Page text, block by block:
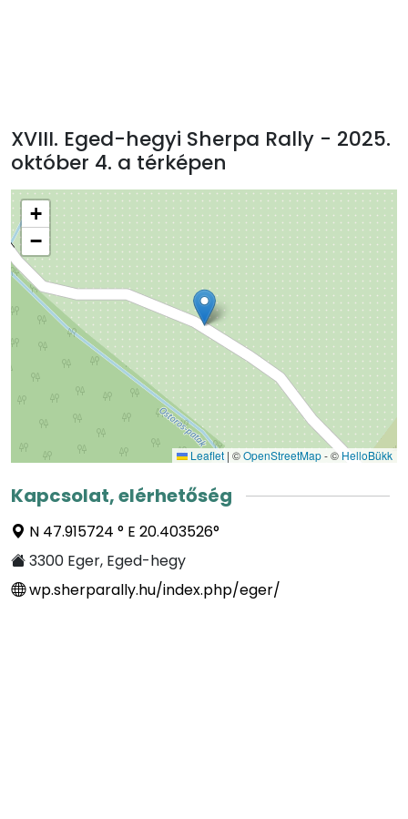
XVIII. Eged-hegyi Sherpa Rally - 2025.
október 4. a térképen
+
−
Leaflet | ©OpenStreetMap- © HelloBükk
Kapcsolat, elérhetőség
N 47.915724 ° E 20.403526°
3300 Eger, Eged-hegy
wp.sherparally.hu/index.php/eger/